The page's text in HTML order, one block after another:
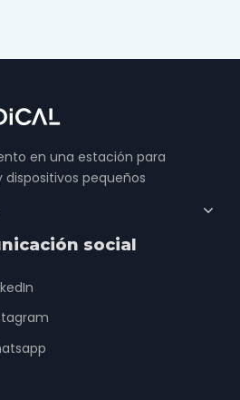
en una estación para
pequeños
social